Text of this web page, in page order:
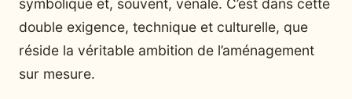
symbolique et, souvent, vénale. C’est dans cette
double exigence, technique et culturelle, que
réside la véritable ambition de l’aménagement
sur mesure.